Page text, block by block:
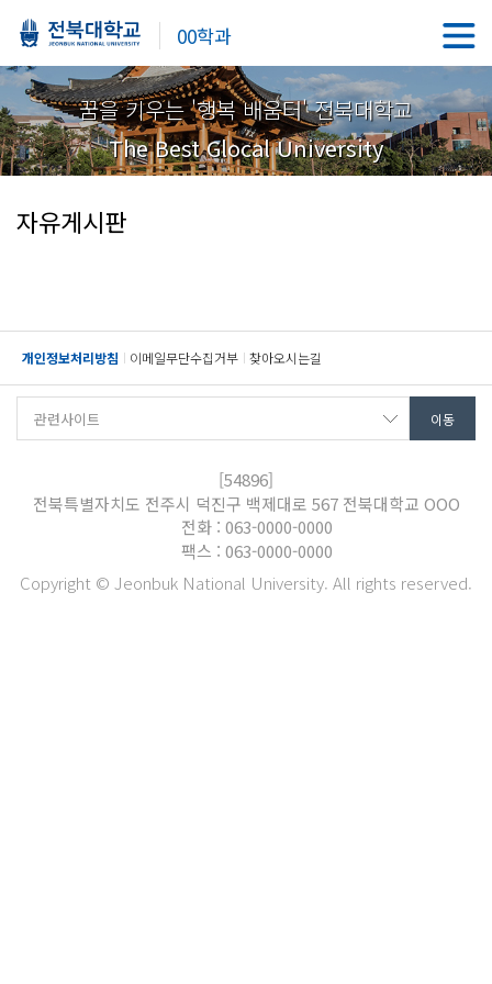
00학과
꿈을 키우는 '행복 배움터' 전북대학교
The Best Glocal University
자유게시판
개인정보처리방침 이메일무단수집거부 찾아오시는길
[54896]
전북특별자치도 전주시 덕진구 백제대로 567 전북대학교 OOO
전화 : 063-0000-0000
팩스 : 063-0000-0000
Copyright © Jeonbuk National University. All rights reserved.